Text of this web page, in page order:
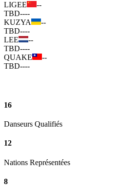
LIGEE
--
TBD----
KUZYA
--
TBD----
LEE
--
TBD----
QUAKE
--
TBD----
16
Danseurs Qualifiés
12
Nations Représentées
8